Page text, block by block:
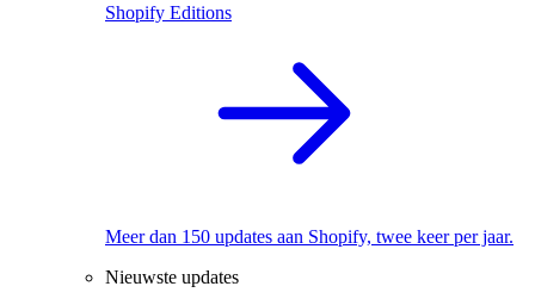
Shopify Editions
Meer dan 150 updates aan Shopify, twee keer per jaar.
Nieuwste updates